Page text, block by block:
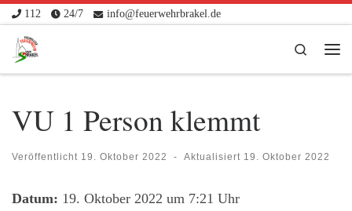
Zum Inhalt springen
112 24/7 info@feuerwehrbrakel.de
Search
VU 1 Person klemmt
Veröffentlicht 19. Oktober 2022 - Aktualisiert 19. Oktober 2022
Datum: 19. Oktober 2022 um 7:21 Uhr